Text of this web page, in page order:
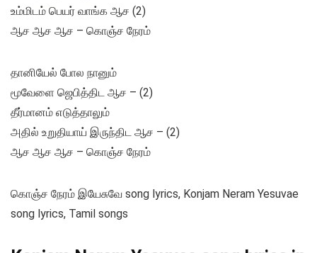
உம்மிடம் பெயர் வாங்க ஆச (2)
ஆச ஆச ஆச – கொஞ்ச நேரம்
தானியேல் போல நானும்
மூவேளை ஜெபித்திட ஆச – (2)
தீர்மானம் எடுத்தாலும்
அதில் உறுதியாய் இருந்திட ஆச – (2)
ஆச ஆச ஆச – கொஞ்ச நேரம்
கொஞ்ச நேரம் இயேசுவே song lyrics, Konjam Neram Yesuvae
song lyrics, Tamil songs